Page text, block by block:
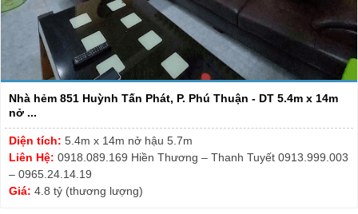
Nhà hẻm 851 Huỳnh Tấn Phát, P. Phú Thuận - DT 5.4m x 14m
nở ...
Diện tích: 5.4m x 14m nở hậu 5.7m
Liên Hệ: 0918.089.169 Hiền Thương – Thanh Tuyết 0913.999.003
– 0965.24.14.19
Giá: 4.8 tỷ (thương lượng)